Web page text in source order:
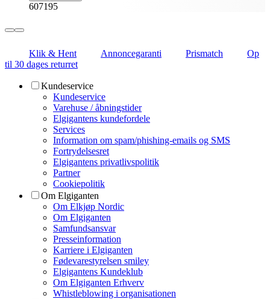
607195
Klik & Hent Annoncegaranti Prismatch
Op
til 30 dages returret
Kundeservice
Kundeservice
Varehuse / åbningstider
Elgigantens kundefordele
Services
Information om spam/phishing-emails og SMS
Fortrydelsesret
Elgigantens privatlivspolitik
Partner
Cookiepolitik
Om Elgiganten
Om Elkjøp Nordic
Om Elgiganten
Samfundsansvar
Presseinformation
Karriere i Elgiganten
Fødevarestyrelsen smiley
Elgigantens Kundeklub
Om Elgiganten Erhverv
Whistleblowing i organisationen